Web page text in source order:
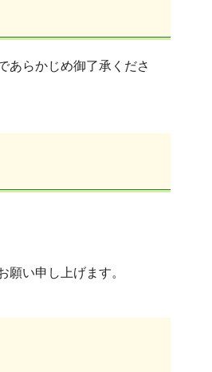
あらかじめ御了承くださ
い申し上げます。